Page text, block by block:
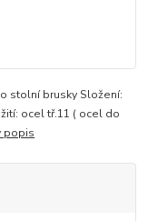
stolní brusky Složení:
ocel tř.11 ( ocel do
popis